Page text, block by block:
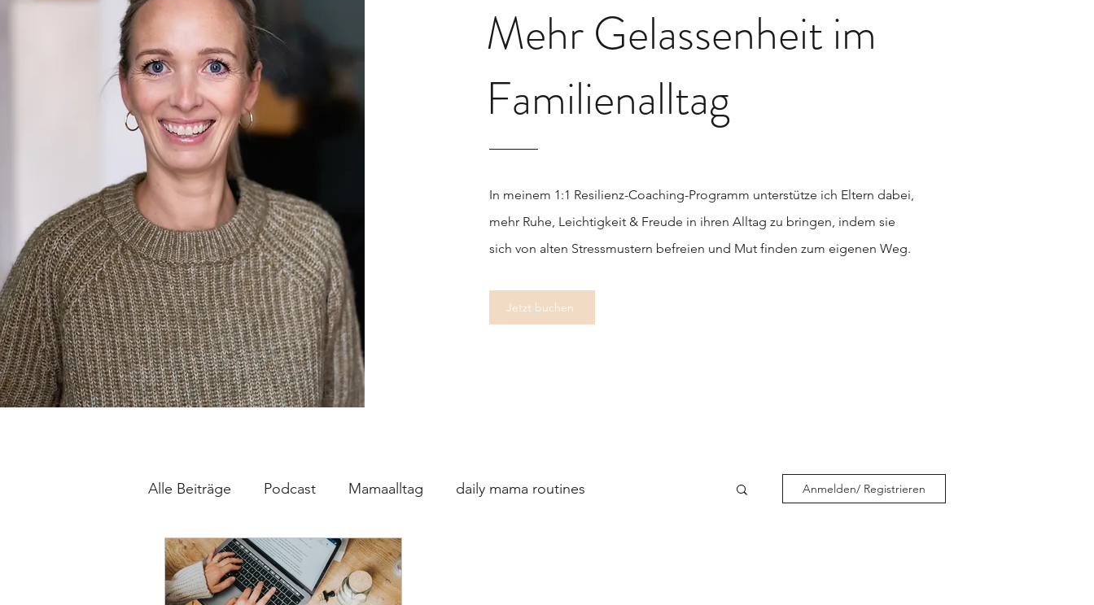
Mehr Gelassenheit im
Familienalltag
In meinem 1:1 Resilienz-Coaching-Programm unterstütze ich Eltern dabei,
mehr Ruhe, Leichtigkeit & Freude in ihren Alltag zu bringen, indem sie
sich von alten Stressmustern befreien und Mut finden zum eigenen Weg.
Jetzt buchen
Alle Beiträge Podcast Mamaalltag daily mama routines Anmelden/ Registrieren